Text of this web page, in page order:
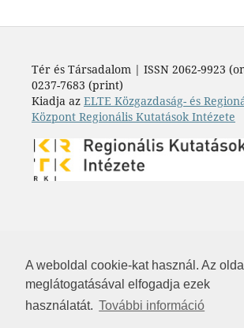
A weboldal cookie-kat használ. Az oldal
meglátogatásával elfogadja ezek
használatát. További információ
Tér és Társadalom | ISSN 2062-9923
0237-7683 (print)
Kiadja az ELTE Közgazdaság- és
Központ Regionális Kutatások Intézete